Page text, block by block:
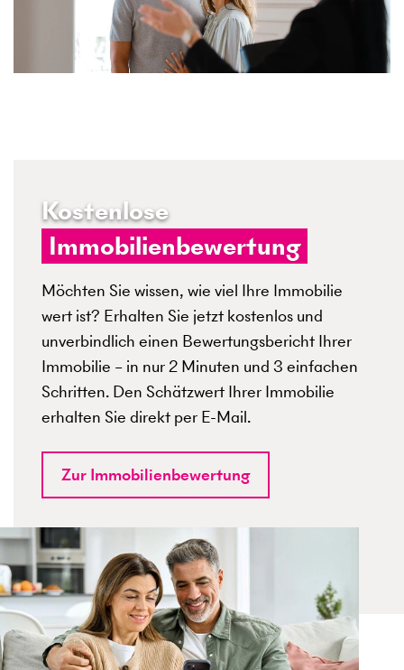
Kostenlose
Immobilienbewertung
Möchten Sie wissen, wie viel Ihre Immobilie
wert ist? Erhalten Sie jetzt kostenlos und
unverbindlich einen Bewertungsbericht Ihrer
Immobilie – in nur 2 Minuten und 3 einfachen
Schritten. Den Schätzwert Ihrer Immobilie
erhalten Sie direkt per E-Mail.
Zur Immobilienbewertung